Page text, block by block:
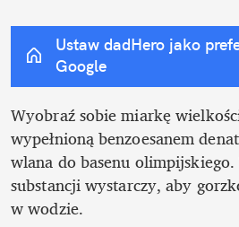
Ustaw dadHero jako
Google
Wyobraź sobie miarkę
wypełnioną benzoesanem
wlana do basenu olimpijskiego.
substancji wystarczy, aby
w wodzie.